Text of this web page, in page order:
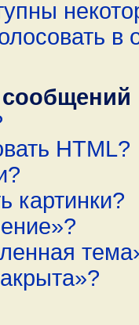
в
HTML?
картинки?